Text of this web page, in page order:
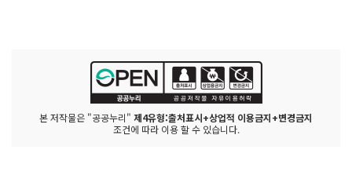
본 저작물은 "공공누리" 제4유형:출처표시+상업적 이용금지+변경금지
조건에 따라 이용 할 수 있습니다.